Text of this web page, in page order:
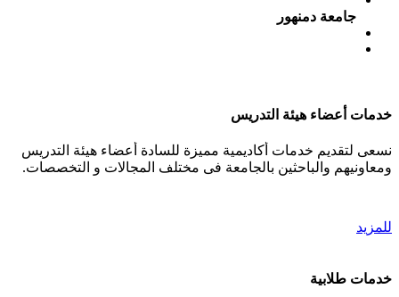
جامعة دمنهور
خدمات أعضاء هيئة التدريس
نسعى لتقديم خدمات أكاديمية مميزة للسادة أعضاء هيئة التدريس
ومعاونيهم والباحثين بالجامعة فى مختلف المجالات و التخصصات.
للمزيد
خدمات طلابية